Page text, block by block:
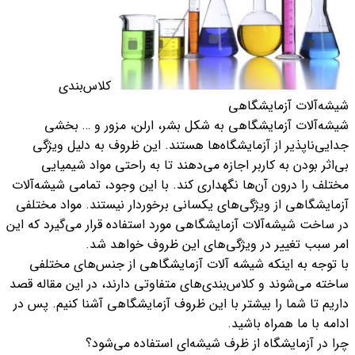
کلاس‌بندی
شیشه‌آلات آزمایشگاهی
شیشه‌آلات آزمایشگاهی به شکل بشر، ارلن، مزور و … بخشی
جدایی‌ناپذیر از آزمایشگاه‌ها هستند. این ظروف به دلیل ویژگی
بی‌اثر بودن به کاربر اجازه می‌دهند تا به راحتی مواد شیمیایی
مختلف را درون آن‌ها نگهداری کند. با این وجود، تمامی شیشه‌آلات
آزمایشگاهی از ویژگی‌های یکسانی برخوردار نیستند. مواد مختلفی
در ساخت شیشه‌آلات آزمایشگاهی مورد استفاده قرار می‌گیرد که این
امر سبب تغییر در ویژگی‌های این ظروف خواهد شد.
با توجه به اینکه شیشه آلات آزمایشگاهی از جنس‌های مختلفی
ساخته می‌شوند و کلاس‌بندی‌های متفاوتی دارند، در این مقاله قصد
داریم تا شما را بیشتر با این ظروف آزمایشگاهی آشنا کنیم. پس در
ادامه با ما همراه باشید.
چرا در آزمایشگاه از ظرف شیشه‌ای استفاده می‌شود؟